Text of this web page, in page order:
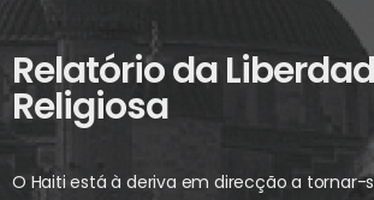
Relatório da
Religiosa
O Haiti está à deriva em direcção a tornar-